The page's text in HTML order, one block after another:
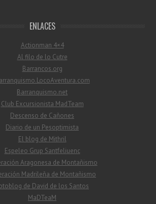
ENLACES
Actionman 4×4
Al filo de lo Cutre
Barrancos.org
Barranquismo.net
Club Excursionista MadTeam
Descenso de Cañones
Diario de un Pesoptimista
El blog de Mithril
Espeleo Grup Santfeliuenc
Aragonesa de Montañismo
Madrileña de Montañismo
de David de los Santos
MaDTeaM